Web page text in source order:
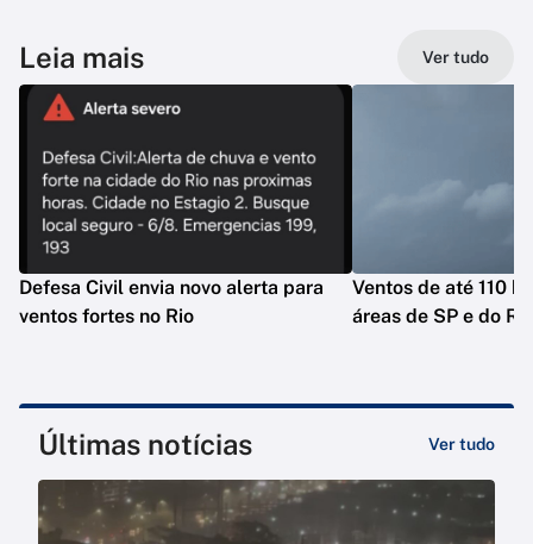
Leia mais Ver tudo
Defesa Civil envia novo alerta para
ventos fortes no Rio
Ventos de até 110
áreas de SP e do Rio
Últimas notícias Ver tudo